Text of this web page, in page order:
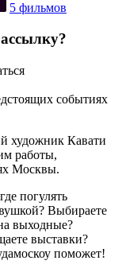
5 фильмов
событиях
художник Кавати
работы,
Москвы.
погулять
Выбираете
выходные?
выставки?
поможет!